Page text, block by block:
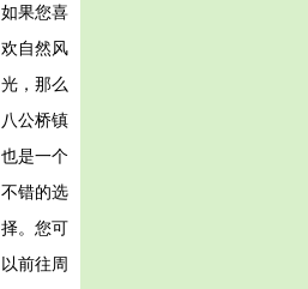
如果您喜
欢自然风
光，那么
八公桥镇
也是一个
不错的选
择。您可
以前往周